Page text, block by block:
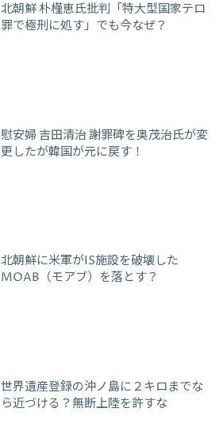
北朝鮮 朴槿恵氏批判「特大型国家テロ
罪で極刑に処す」でも今なぜ？
慰安婦 吉田清治 謝罪碑を奥茂治氏が変
更したが韓国が元に戻す！
北朝鮮に米軍がIS施設を破壊した
MOAB（モアブ）を落とす？
世界遺産登録の沖ノ島に２キロまでな
ら近づける？無断上陸を許すな